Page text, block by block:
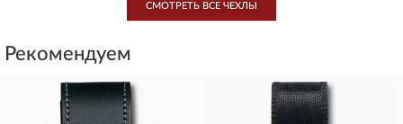
СМОТРЕТЬ ВСЕ ЧЕХЛЫ
Рекомендуем